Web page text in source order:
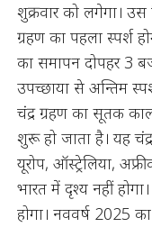
शुक्रवार को लगेगा।
ग्रहण का पहला स्पर्श
का समापन दोपहर 3
उपच्छाया से अन्तिम
चंद्र ग्रहण का सूतक
शुरू हो जाता है। यह
यूरोप, ऑस्ट्रेलिया,
भारत में दृश्य नहीं
होगा। नववर्ष 2025